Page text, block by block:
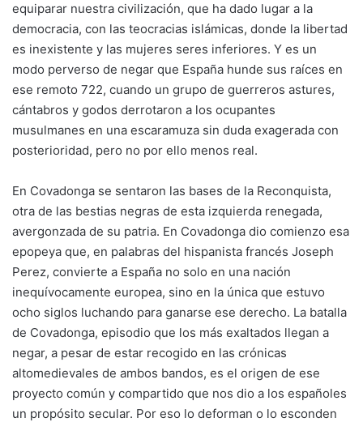
equiparar nuestra civilización, que ha dado lugar a la
democracia, con las teocracias islámicas, donde la libertad
es inexistente y las mujeres seres inferiores. Y es un
modo perverso de negar que España hunde sus raíces en
ese remoto 722, cuando un grupo de guerreros astures,
cántabros y godos derrotaron a los ocupantes
musulmanes en una escaramuza sin duda exagerada con
posterioridad, pero no por ello menos real.
En Covadonga se sentaron las bases de la Reconquista,
otra de las bestias negras de esta izquierda renegada,
avergonzada de su patria. En Covadonga dio comienzo esa
epopeya que, en palabras del hispanista francés Joseph
Perez, convierte a España no solo en una nación
inequívocamente europea, sino en la única que estuvo
ocho siglos luchando para ganarse ese derecho. La batalla
de Covadonga, episodio que los más exaltados llegan a
negar, a pesar de estar recogido en las crónicas
altomedievales de ambos bandos, es el origen de ese
proyecto común y compartido que nos dio a los españoles
un propósito secular. Por eso lo deforman o lo esconden